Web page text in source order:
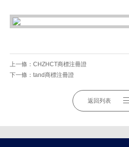
上一條： CHZHCT商標注冊證
下一條： tand商標注冊證
返回列表